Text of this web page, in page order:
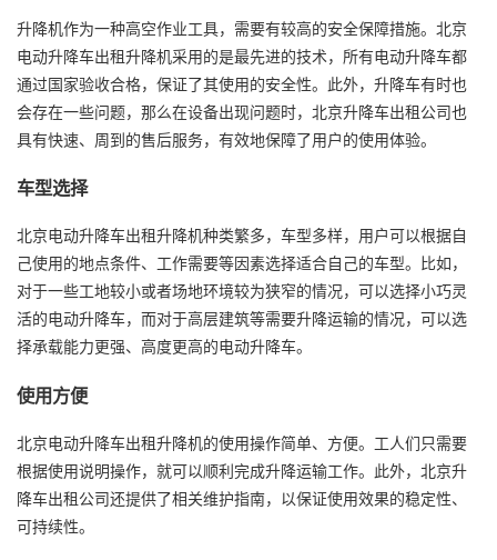
升降机作为一种高空作业工具，需要有较高的安全保障措施。北京
电动升降车出租升降机采用的是最先进的技术，所有电动升降车都
通过国家验收合格，保证了其使用的安全性。此外，升降车有时也
会存在一些问题，那么在设备出现问题时，北京升降车出租公司也
具有快速、周到的售后服务，有效地保障了用户的使用体验。
车型选择
北京电动升降车出租升降机种类繁多，车型多样，用户可以根据自
己使用的地点条件、工作需要等因素选择适合自己的车型。比如，
对于一些工地较小或者场地环境较为狭窄的情况，可以选择小巧灵
活的电动升降车，而对于高层建筑等需要升降运输的情况，可以选
择承载能力更强、高度更高的电动升降车。
使用方便
北京电动升降车出租升降机的使用操作简单、方便。工人们只需要
根据使用说明操作，就可以顺利完成升降运输工作。此外，北京升
降车出租公司还提供了相关维护指南，以保证使用效果的稳定性、
可持续性。